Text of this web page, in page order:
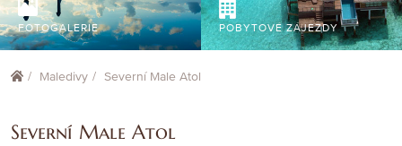
FOTOGALERIE POBYTOVÉ ZÁJEZDY
Maledivy Severní Male Atol
Severní Male Atol